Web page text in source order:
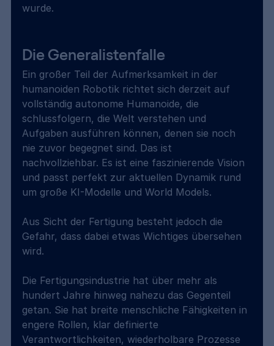
wurde.
Die Generalistenfalle
Ein großer Teil der Aufmerksamkeit in der
humanoiden Robotik richtet sich derzeit auf
vollständig autonome Humanoide, die
schlussfolgern, die Welt verstehen und
Aufgaben ausführen können, denen sie noch
nie zuvor begegnet sind. Das ist
nachvollziehbar. Es ist eine faszinierende Vision
und passt perfekt zur aktuellen Dynamik rund
um große KI-Modelle und World Models.
Aus Sicht der Fertigung besteht jedoch die
Gefahr, dass dabei etwas Wichtiges übersehen
wird.
Die Fertigungsindustrie hat über mehr als
hundert Jahre hinweg nahezu das Gegenteil
getan. Sie hat breite menschliche Fähigkeiten in
engere Rollen, klar definierte
Verantwortlichkeiten, wiederholbare Prozesse